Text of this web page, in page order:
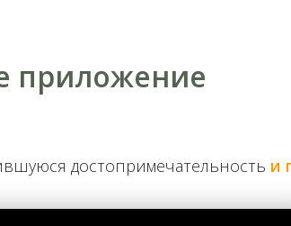
проложили вдоль северной окраины
началось возведение
приложение
достопримечательность и